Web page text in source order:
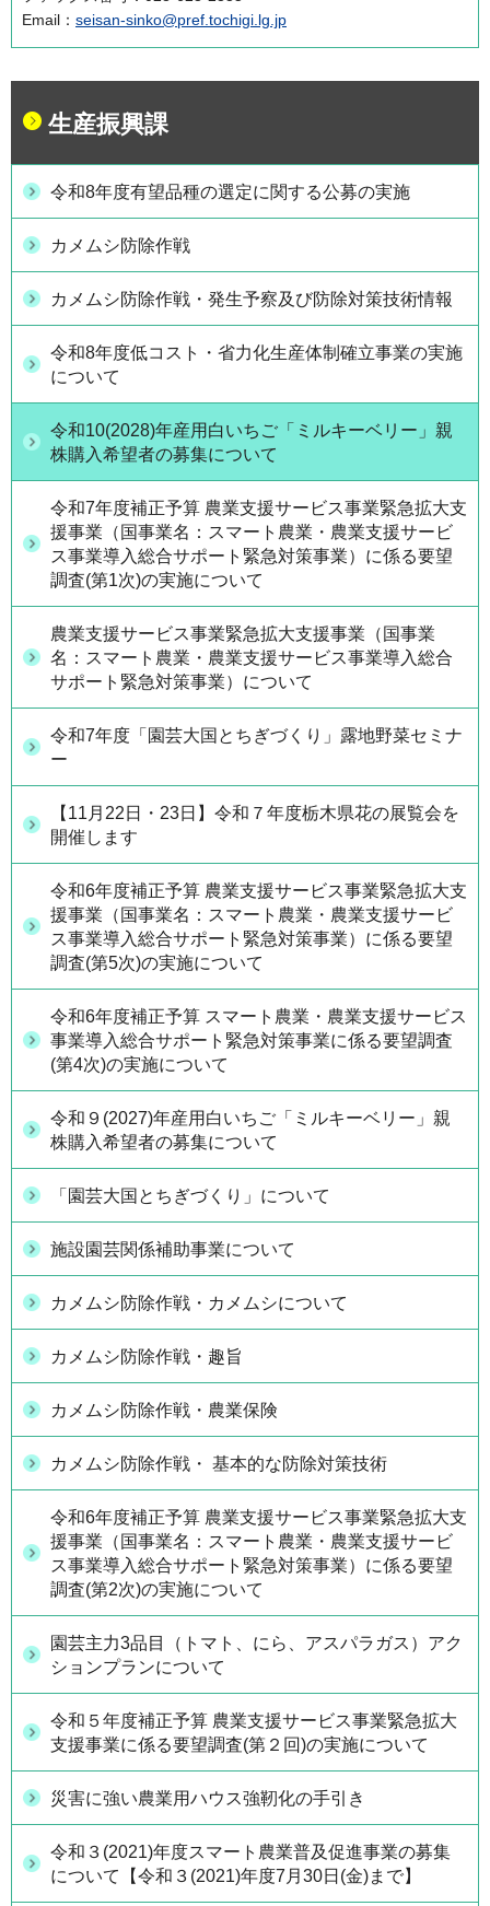
Email： seisan-sinko@pref.tochigi.lg.jp
生産振興課
令和8年度有望品種の選定に関する公募の実施
カメムシ防除作戦
カメムシ防除作戦・発生予察及び防除対策技術情報
令和8年度低コスト・省力化生産体制確立事業の実施
について
令和10(2028)年産用白いちご「ミルキーベリー」親
株購入希望者の募集について
令和7年度補正予算 農業支援サービス事業緊急拡大支
援事業（国事業名：スマート農業・農業支援サービ
ス事業導入総合サポート緊急対策事業）に係る要望
調査(第1次)の実施について
農業支援サービス事業緊急拡大支援事業（国事業
名：スマート農業・農業支援サービス事業導入総合
サポート緊急対策事業）について
令和7年度「園芸大国とちぎづくり」露地野菜セミナ
ー
【11月22日・23日】令和７年度栃木県花の展覧会を
開催します
令和6年度補正予算 農業支援サービス事業緊急拡大支
援事業（国事業名：スマート農業・農業支援サービ
ス事業導入総合サポート緊急対策事業）に係る要望
調査(第5次)の実施について
令和6年度補正予算 スマート農業・農業支援サービス
事業導入総合サポート緊急対策事業に係る要望調査
(第4次)の実施について
令和９(2027)年産用白いちご「ミルキーベリー」親
株購入希望者の募集について
「園芸大国とちぎづくり」について
施設園芸関係補助事業について
カメムシ防除作戦・カメムシについて
カメムシ防除作戦・趣旨
カメムシ防除作戦・農業保険
カメムシ防除作戦・ 基本的な防除対策技術
令和6年度補正予算 農業支援サービス事業緊急拡大支
援事業（国事業名：スマート農業・農業支援サービ
ス事業導入総合サポート緊急対策事業）に係る要望
調査(第2次)の実施について
園芸主力3品目（トマト、にら、アスパラガス）アク
ションプランについて
令和５年度補正予算 農業支援サービス事業緊急拡大
支援事業に係る要望調査(第２回)の実施について
災害に強い農業用ハウス強靭化の手引き
令和３(2021)年度スマート農業普及促進事業の募集
について【令和３(2021)年度7月30日(金)まで】